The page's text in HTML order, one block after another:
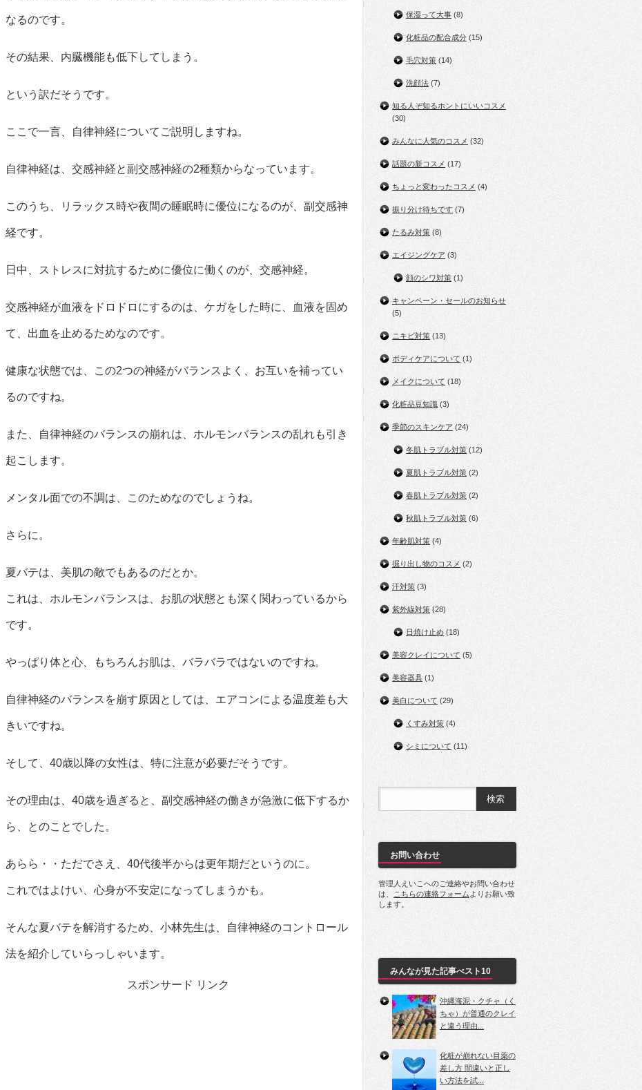
なるのです。
その結果、内臓機能も低下してしまう。
という訳だそうです。
ここで一言、自律神経についてご説明しますね。
自律神経は、交感神経と副交感神経の2種類からなっています。
このうち、リラックス時や夜間の睡眠時に優位になるのが、副交感神
経です。
日中、ストレスに対抗するために優位に働くのが、交感神経。
交感神経が血液をドロドロにするのは、ケガをした時に、血液を固め
て、出血を止めるためなのです。
健康な状態では、この2つの神経がバランスよく、お互いを補ってい
るのですね。
また、自律神経のバランスの崩れは、ホルモンバランスの乱れも引き
起こします。
メンタル面での不調は、このためなのでしょうね。
さらに。
夏バテは、美肌の敵でもあるのだとか。
これは、ホルモンバランスは、お肌の状態とも深く関わっているから
です。
やっぱり体と心、もちろんお肌は、バラバラではないのですね。
自律神経のバランスを崩す原因としては、エアコンによる温度差も大
きいですね。
そして、40歳以降の女性は、特に注意が必要だそうです。
その理由は、40歳を過ぎると、副交感神経の働きが急激に低下するか
ら、とのことでした。
あらら・・ただでさえ、40代後半からは更年期だというのに。
これではよけい、心身が不安定になってしまうかも。
そんな夏バテを解消するため、小林先生は、自律神経のコントロール
法を紹介していらっしゃいます。
スポンサード リンク
保湿って大事 (8)
化粧品の配合成分 (15)
毛穴対策 (14)
洗顔法 (7)
知る人ぞ知るホントにいいコスメ
(30)
みんなに人気のコスメ (32)
話題の新コスメ (17)
ちょっと変わったコスメ (4)
振り分け待ちです (7)
たるみ対策 (8)
エイジングケア (3)
顔のシワ対策 (1)
キャンペーン・セールのお知らせ
(5)
ニキビ対策 (13)
ボディケアについて (1)
メイクについて (18)
化粧品豆知識 (3)
季節のスキンケア (24)
冬肌トラブル対策 (12)
夏肌トラブル対策 (2)
春肌トラブル対策 (2)
秋肌トラブル対策 (6)
年齢肌対策 (4)
掘り出し物のコスメ (2)
汗対策 (3)
紫外線対策 (28)
日焼け止め (18)
美容クレイについて (5)
美容器具 (1)
美白について (29)
くすみ対策 (4)
シミについて (11)
お問い合わせ
管理人えいこへのご連絡やお問い合わせ
は、
こちらの連絡フォーム よりお願い致
します。
みんなが見た記事べスト10
沖縄海泥・クチャ（く
ちゃ）が普通のクレイ
と違う理由...
化粧が崩れない目薬の
差し方 間違いと正し
い方法を試...